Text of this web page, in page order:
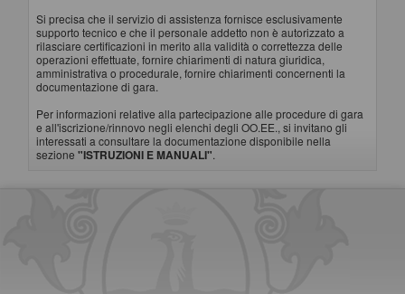
Si precisa che il servizio di assistenza fornisce esclusivamente
supporto tecnico e che il personale addetto non è autorizzato a
rilasciare certificazioni in merito alla validità o correttezza delle
operazioni effettuate, fornire chiarimenti di natura giuridica,
amministrativa o procedurale, fornire chiarimenti concernenti la
documentazione di gara.
Per informazioni relative alla partecipazione alle procedure di gara
e all'iscrizione/rinnovo negli elenchi degli OO.EE., si invitano gli
interessati a consultare la documentazione disponibile nella
sezione "ISTRUZIONI E MANUALI".